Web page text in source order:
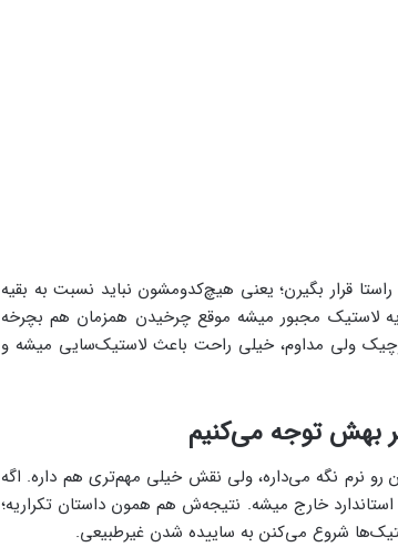
قرار بگیرن؛ یعنی هیچ‌کدومشون نباید نسبت به بقیه
یه لاستیک مجبور میشه موقع چرخیدن همزمان هم بچرخه
ولی مداوم، خیلی راحت باعث لاستیک‌سایی میشه و
بهش توجه می‌کنیم
نرم نگه می‌داره، ولی نقش خیلی مهم‌تری هم داره. اگه
خارج میشه. نتیجه‌ش هم همون داستان تکراریه؛
شروع می‌کنن به ساییده شدن غیرطبیعی.